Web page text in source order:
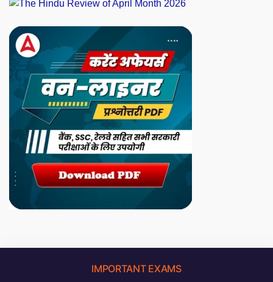
IMPORTANT EXAMS